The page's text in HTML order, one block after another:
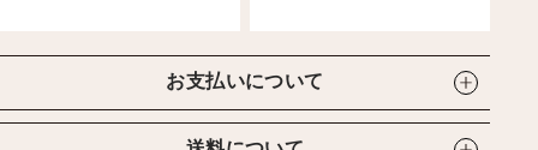
お支払いについて